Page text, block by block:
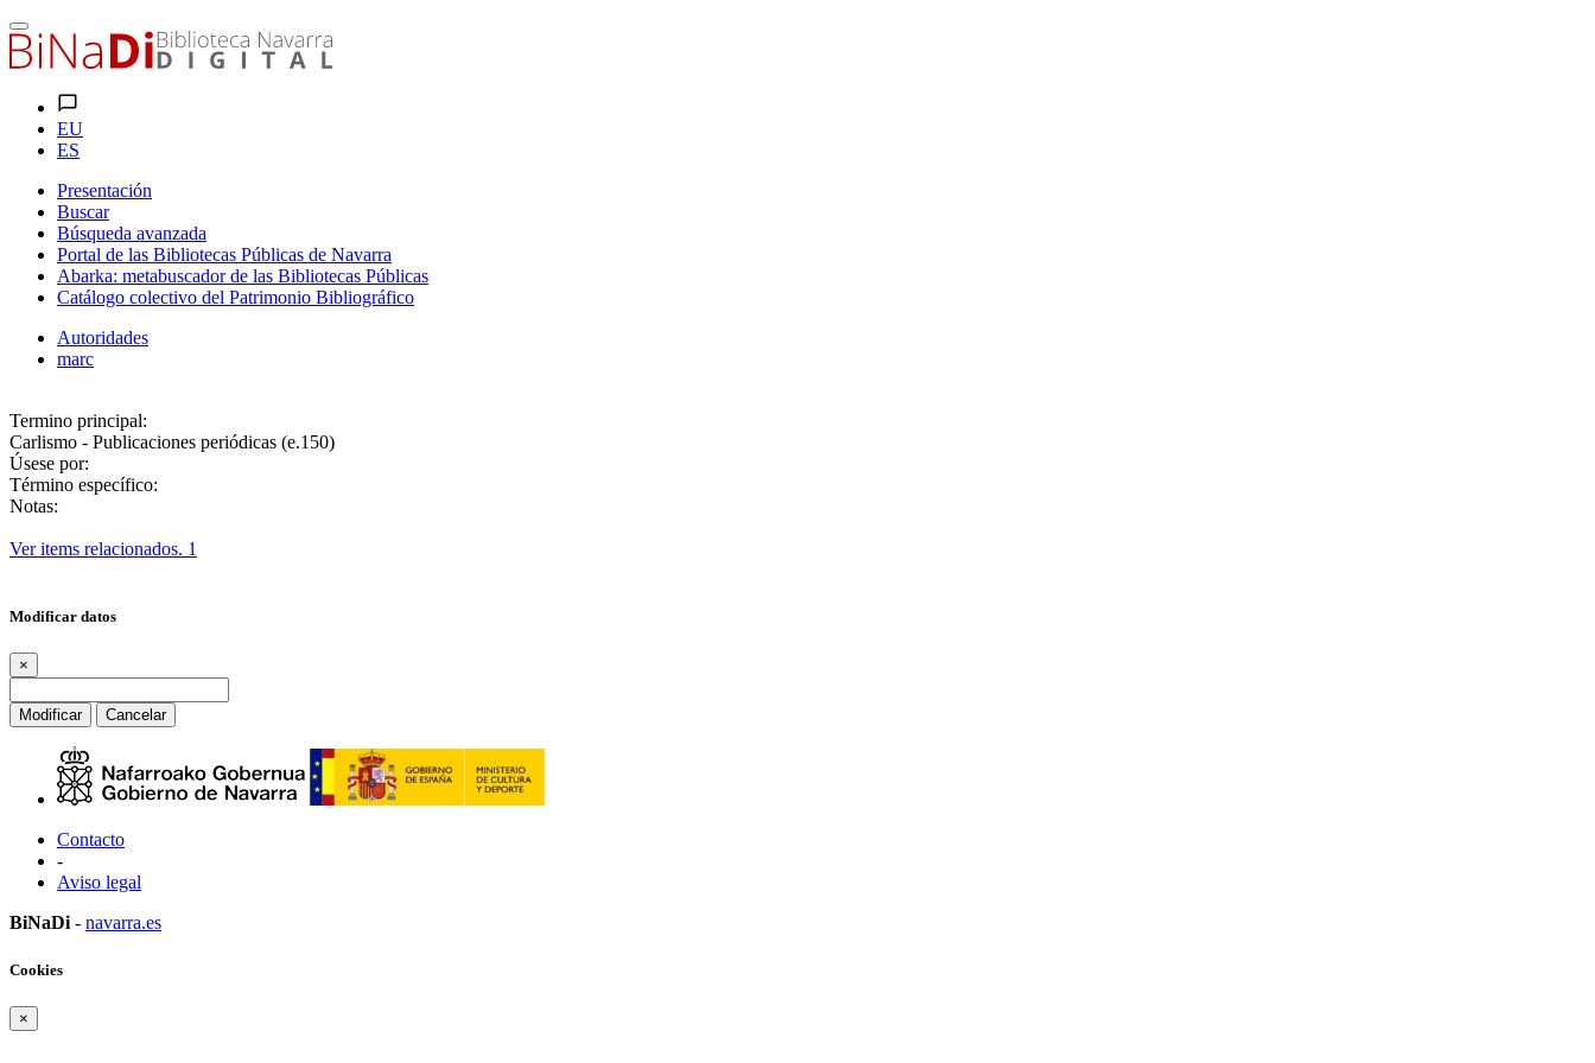
EU
ES
Presentación
Buscar
Búsqueda avanzada
Portal de las Bibliotecas Públicas de Navarra
Abarka: metabuscador de las Bibliotecas Públicas
Catálogo colectivo del Patrimonio Bibliográfico
Autoridades
marc
Termino principal:
Carlismo - Publicaciones periódicas (e.150)
Úsese por:
Término específico:
Notas:
Ver items relacionados. 1
Modificar datos
×
Modificar Cancelar
Contacto
-
Aviso legal
BiNaDi - navarra.es
Cookies
×